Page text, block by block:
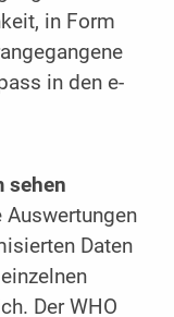
in Form
in den e-
sehen
Daten
Der WHO